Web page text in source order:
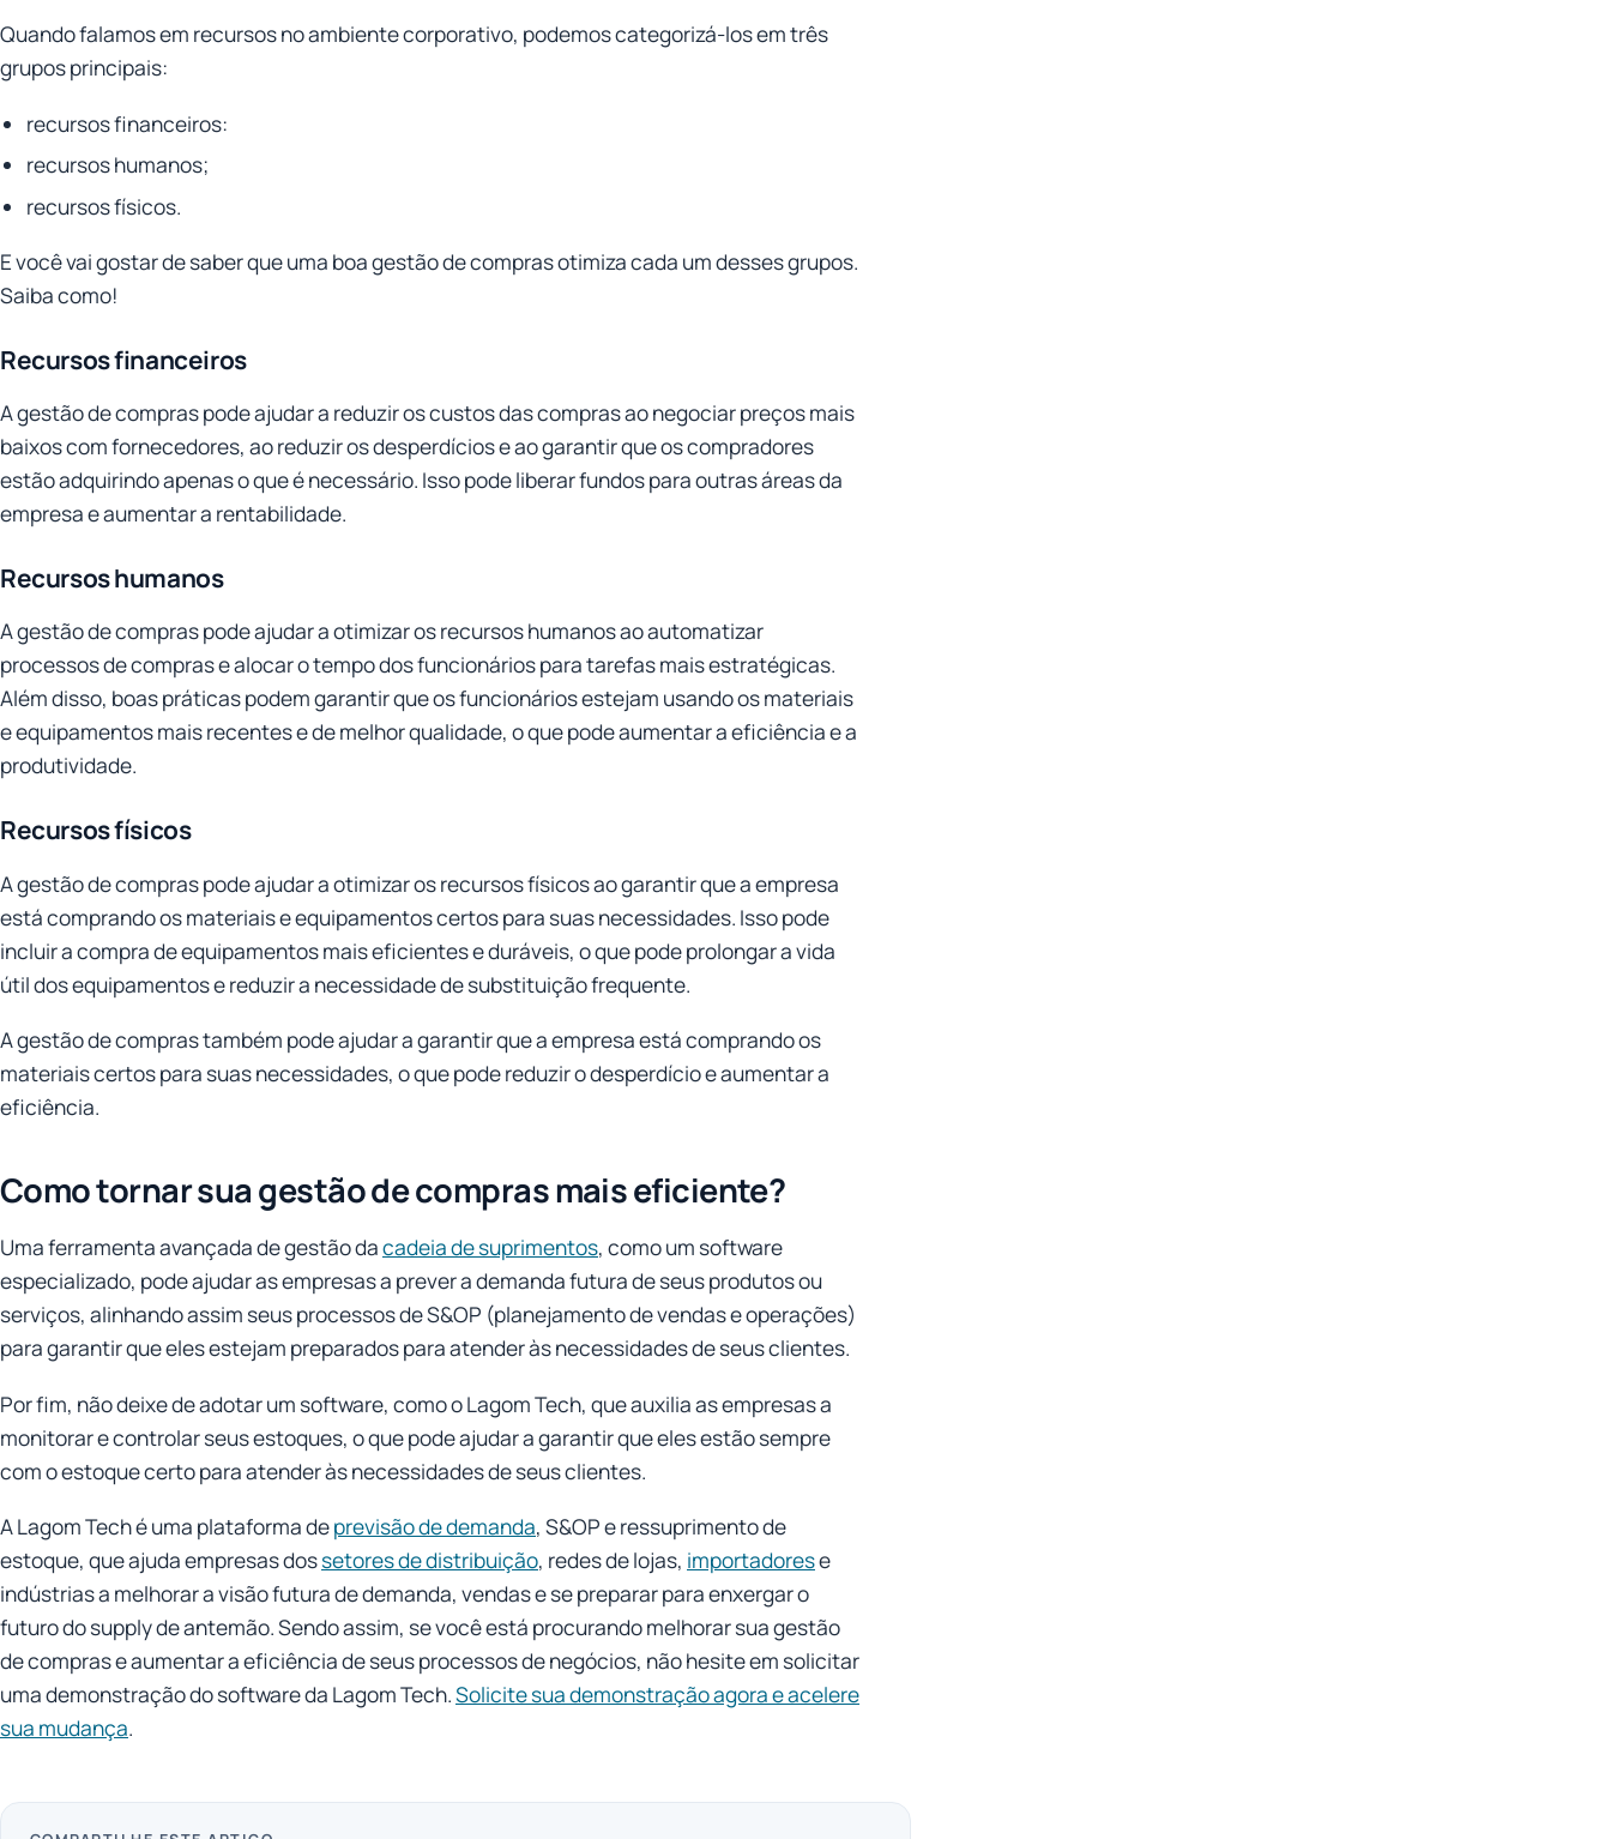
Quando falamos em recursos no ambiente corporativo, podemos categorizá-los em três
grupos principais:
recursos financeiros:
recursos humanos;
recursos físicos.
E você vai gostar de saber que uma boa gestão de compras otimiza cada um desses grupos.
Saiba como!
Recursos financeiros
A gestão de compras pode ajudar a reduzir os custos das compras ao negociar preços mais
baixos com fornecedores, ao reduzir os desperdícios e ao garantir que os compradores
estão adquirindo apenas o que é necessário. Isso pode liberar fundos para outras áreas da
empresa e aumentar a rentabilidade.
Recursos humanos
A gestão de compras pode ajudar a otimizar os recursos humanos ao automatizar
processos de compras e alocar o tempo dos funcionários para tarefas mais estratégicas.
Além disso, boas práticas podem garantir que os funcionários estejam usando os materiais
e equipamentos mais recentes e de melhor qualidade, o que pode aumentar a eficiência e a
produtividade.
Recursos físicos
A gestão de compras pode ajudar a otimizar os recursos físicos ao garantir que a empresa
está comprando os materiais e equipamentos certos para suas necessidades. Isso pode
incluir a compra de equipamentos mais eficientes e duráveis, o que pode prolongar a vida
útil dos equipamentos e reduzir a necessidade de substituição frequente.
A gestão de compras também pode ajudar a garantir que a empresa está comprando os
materiais certos para suas necessidades, o que pode reduzir o desperdício e aumentar a
eficiência.
Como tornar sua gestão de compras mais eficiente?
Uma ferramenta avançada de gestão dacadeia de suprimentos, como um software
especializado, pode ajudar as empresas a prever a demanda futura de seus produtos ou
serviços, alinhando assim seus processos de S&OP (planejamento de vendas e operações)
para garantir que eles estejam preparados para atender às necessidades de seus clientes.
Por fim, não deixe de adotar um software, como o Lagom Tech, que auxilia as empresas a
monitorar e controlar seus estoques, o que pode ajudar a garantir que eles estão sempre
com o estoque certo para atender às necessidades de seus clientes.
A Lagom Tech é uma plataforma deprevisão de demanda, S&OP e ressuprimento de
estoque, que ajuda empresas dossetores de distribuição, redes de lojas, importadorese
indústrias a melhorar a visão futura de demanda, vendas e se preparar para enxergar o
futuro do supply de antemão. Sendo assim, se você está procurando melhorar sua gestão
de compras e aumentar a eficiência de seus processos de negócios, não hesite em solicitar
uma demonstração do software da Lagom Tech.Solicite sua demonstração agora e acelere
sua mudança.